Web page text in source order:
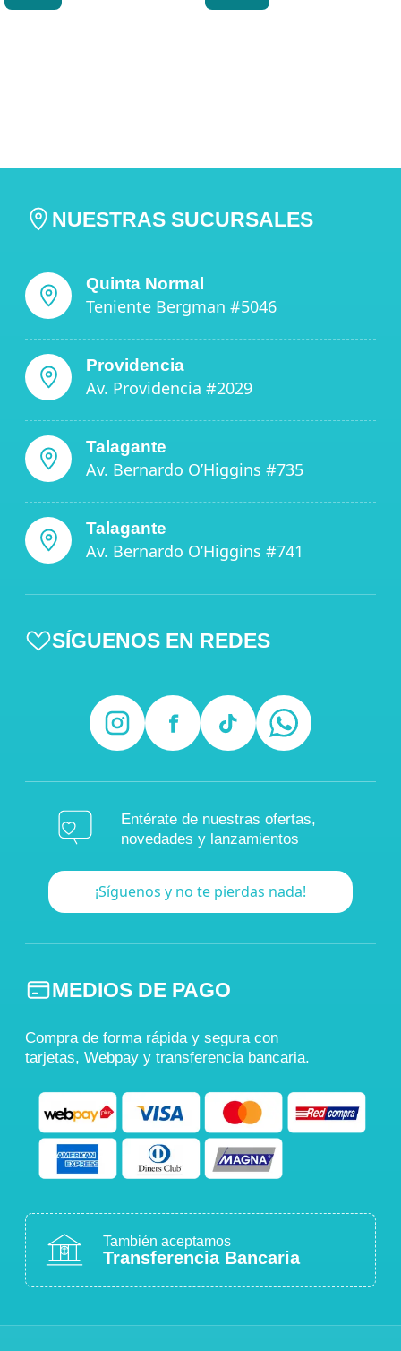
NUESTRAS SUCURSALES
Quinta Normal
Teniente Bergman #5046
Providencia
Av. Providencia #2029
Talagante
Av. Bernardo O’Higgins #735
Talagante
Av. Bernardo O’Higgins #741
SÍGUENOS EN REDES
Entérate de nuestras ofertas,
novedades y lanzamientos
¡Síguenos y no te pierdas nada!
MEDIOS DE PAGO
Compra de forma rápida y segura con
tarjetas, Webpay y transferencia bancaria.
También aceptamos
Transferencia Bancaria